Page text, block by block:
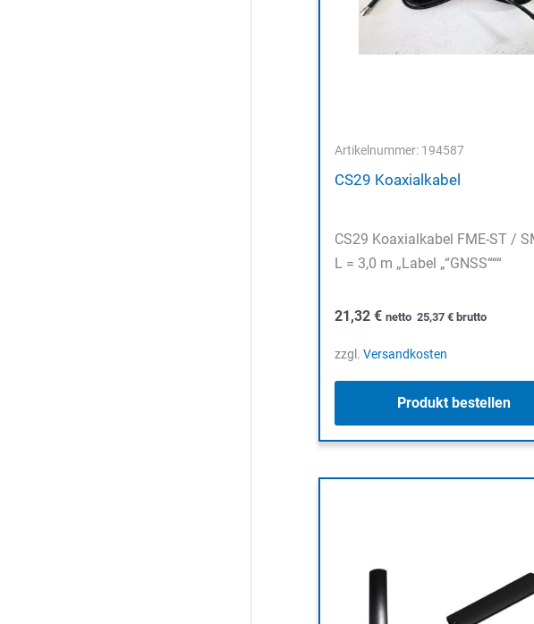
Artikelnummer: 194587
CS29 Koaxialkabel
CS29 Koaxialkabel FME-ST /
L = 3,0 m „Label „“GNSS“““
21,32 € netto 25,37 €brutto
zzgl. Versandkosten
Produkt bestellen